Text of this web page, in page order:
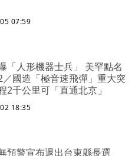
07:59
「人形機器士兵」 美罕點名
國造「極音速飛彈」重大突
千公里可「直通北京」
18:35
預警宣布退出台東縣長選